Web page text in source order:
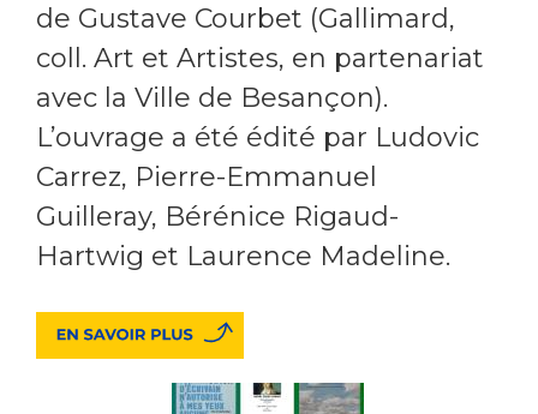
de Gustave Courbet (Gallimard,
coll. Art et Artistes, en partenariat
avec la Ville de Besançon).
L’ouvrage a été édité par Ludovic
Carrez, Pierre-Emmanuel
Guilleray, Bérénice Rigaud-
Hartwig et Laurence Madeline.